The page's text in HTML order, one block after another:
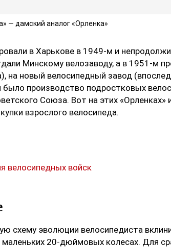
— дамский аналог «Орленка»
в Харькове в 1949-м и
Минскому велозаводу, а в 1951-м
на новый велосипедный завод
производство подростковых
Союза. Вот на этих «Орленках»
взрослого велосипеда.
велосипедных войск
схему эволюции велосипедиста
20-дюймовых колесах. Для